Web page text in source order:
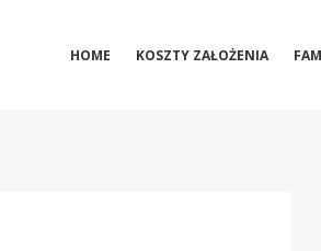
HOME KOSZTY ZAŁOŻENIA